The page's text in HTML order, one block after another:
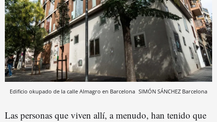
Edificio okupado de la calle Almagro en Barcelona SIMÓN SÁNCHEZ Barcelona
Las personas que viven allí, a menudo, han tenido que